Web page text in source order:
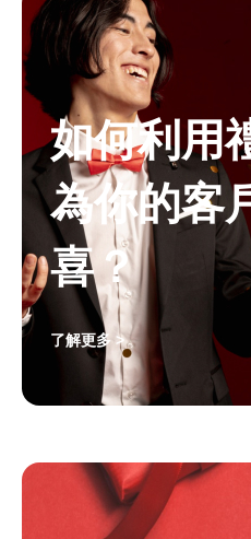
如何利用
為你的客
喜？
了解更多 >